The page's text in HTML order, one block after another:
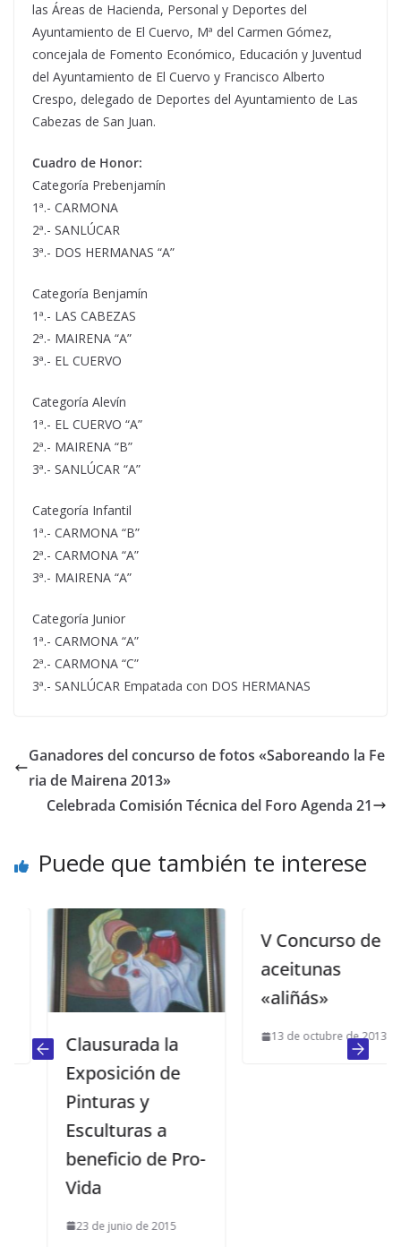
las Áreas de Hacienda, Personal y Deportes del
Ayuntamiento de El Cuervo, Mª del Carmen Gómez,
concejala de Fomento Económico, Educación y Juventud
del Ayuntamiento de El Cuervo y Francisco Alberto
Crespo, delegado de Deportes del Ayuntamiento de Las
Cabezas de San Juan.
Cuadro de Honor:
Categoría Prebenjamín
1ª.- CARMONA
2ª.- SANLÚCAR
3ª.- DOS HERMANAS “A”
Categoría Benjamín
1ª.- LAS CABEZAS
2ª.- MAIRENA “A”
3ª.- EL CUERVO
Categoría Alevín
1ª.- EL CUERVO “A”
2ª.- MAIRENA “B”
3ª.- SANLÚCAR “A”
Categoría Infantil
1ª.- CARMONA “B”
2ª.- CARMONA “A”
3ª.- MAIRENA “A”
Categoría Junior
1ª.- CARMONA “A”
2ª.- CARMONA “C”
3ª.- SANLÚCAR Empatada con DOS HERMANAS
Ganadores del concurso de fotos «Saboreando la Fe
ria de Mairena 2013»
Celebrada Comisión Técnica del Foro Agenda 21
Puede que también te interese
Clausurada la
Exposición de
Pinturas y
Esculturas a
beneficio de Pro-
Vida
23 de junio de 2015
V Concurso de
aceitunas
«aliñás»
13 de octubre de 2013